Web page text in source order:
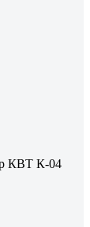
КВТ К-04